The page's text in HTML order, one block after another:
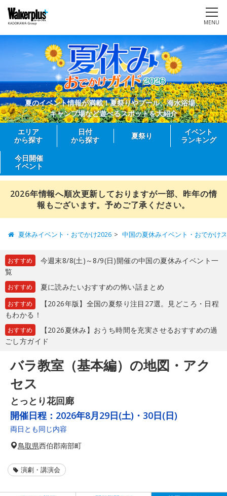
MENU
夏のイベント情報が満載！夏祭りやプール、海水浴場、
キャンプ場など遊べるスポットを大紹介
エリア
から探す
日付
から探す
夏祭り
イベント
ランキング
今日開催
イベント
2026年情報へ順次更新しておりますが一部、昨年の情
報もございます。予めご了承ください。
夏休みイベント・おでかけ2026 中国の夏休みイベント・おでかけ
おすすめ
今週末8/8(土)～8/9(日)開催の中国の夏休みイベント一
覧
おすすめ 夏に読みたいおすすめの怖い話まとめ
おすすめ
【2026年版】全国の夏祭り注目27選。見どころ・日程
もわかる！
おすすめ
【2026夏休み】おうち時間を充実させるおすすめの過
ごし方ガイド
バラ教室（基本編）の地図・アク
セス
とっとり花回廊
開催日程： 2026年8月29日(土)・30日(日)
両日とも同じ内容
鳥取県西伯郡南部町
演劇・講演会